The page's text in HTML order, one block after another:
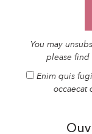
You may
please find
Enim quis
occaecat